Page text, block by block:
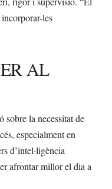
les
AL
la necessitat de
especialment en
d’intel·ligència
afrontar millor el dia a